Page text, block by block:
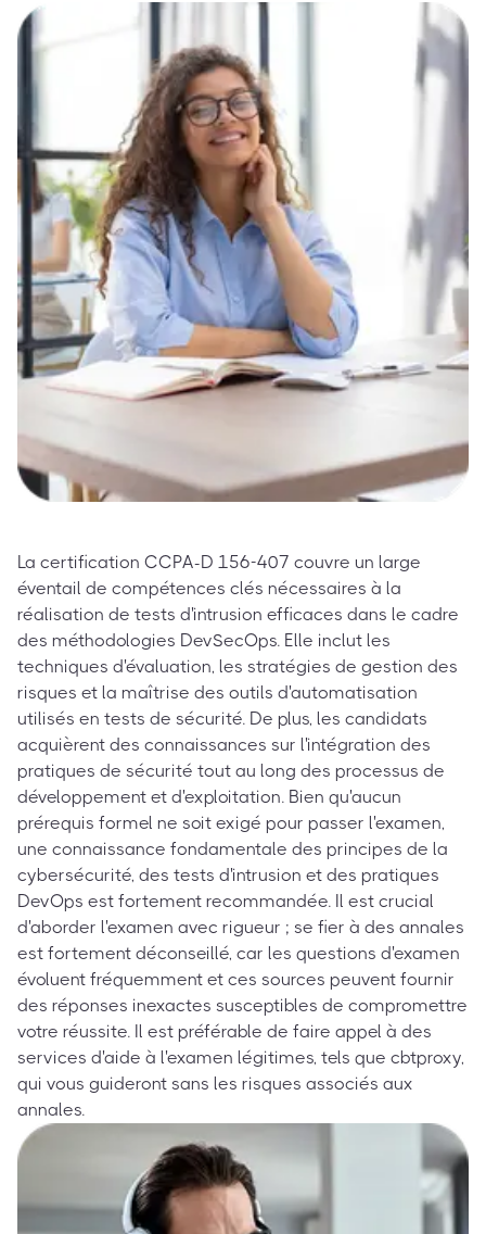
La certification CCPA-D 156-407 couvre un large
éventail de compétences clés nécessaires à la
réalisation de tests d'intrusion efficaces dans le cadre
des méthodologies DevSecOps. Elle inclut les
techniques d'évaluation, les stratégies de gestion des
risques et la maîtrise des outils d'automatisation
utilisés en tests de sécurité. De plus, les candidats
acquièrent des connaissances sur l'intégration des
pratiques de sécurité tout au long des processus de
développement et d'exploitation. Bien qu'aucun
prérequis formel ne soit exigé pour passer l'examen,
une connaissance fondamentale des principes de la
cybersécurité, des tests d'intrusion et des pratiques
DevOps est fortement recommandée. Il est crucial
d'aborder l'examen avec rigueur ; se fier à des annales
est fortement déconseillé, car les questions d'examen
évoluent fréquemment et ces sources peuvent fournir
des réponses inexactes susceptibles de compromettre
votre réussite. Il est préférable de faire appel à des
services d'aide à l'examen légitimes, tels que cbtproxy,
qui vous guideront sans les risques associés aux
annales.